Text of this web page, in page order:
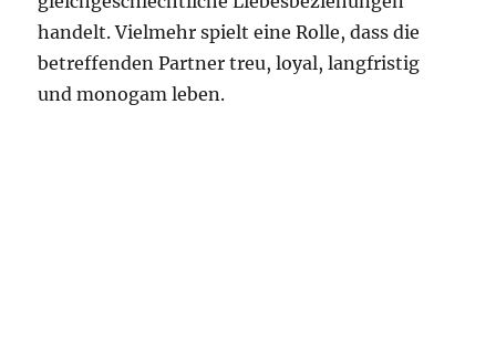
handelt. Vielmehr spielt eine Rolle, dass die
betreffenden Partner treu, loyal, langfristig
und monogam leben.